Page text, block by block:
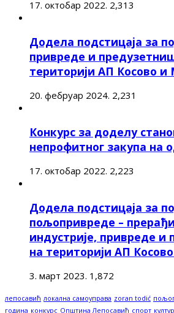
17. октобар 2022. 2,313
Додела подстицаја за
привреде и
територији АП Косово и
20. фебруар 2024. 2,231
Конкурс за доделу
непрофитног закупа на
17. октобар 2022. 2,223
Додела подстицаја за
пољопривреде –
индустрије, привреде и
на територији АП
3. март 2023. 1,872
лепосавић локална самоуправа zoran todić
година конкурс Општина Лепосавић спорт